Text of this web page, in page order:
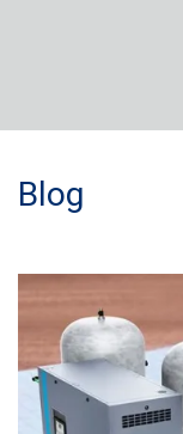
Blog